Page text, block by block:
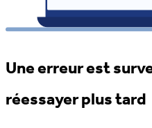
Une erreur est
réessayer plus tard